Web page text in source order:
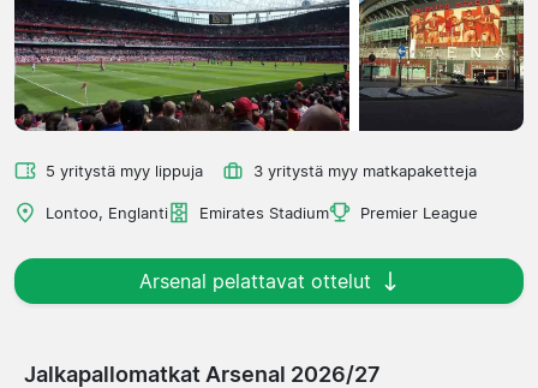
5 yritystä myy lippuja 3 yritystä myy matkapaketteja
Lontoo, Englanti Emirates Stadium Premier League
Arsenal pelattavat ottelut
Jalkapallomatkat Arsenal 2026/27